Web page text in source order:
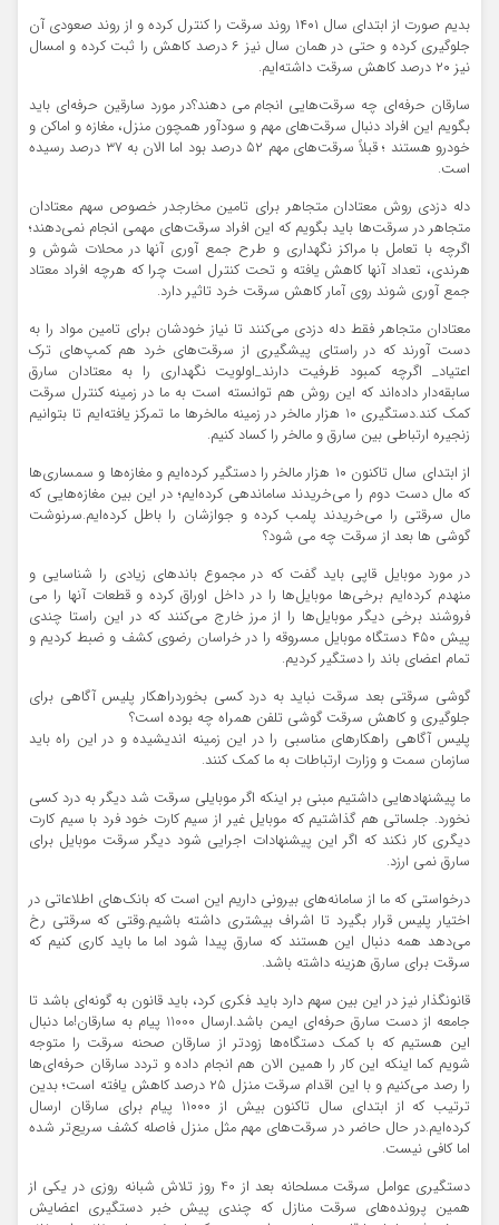
بدیم صورت از ابتدای سال ۱۴۰۱ روند سرقت را کنترل کرده و از روند صعودی آن
جلوگیری کرده و حتی در همان سال نیز ۶ درصد کاهش را ثبت کرده و امسال
نیز ۲۰ درصد کاهش سرقت داشته‌ایم.
سارقان حرفه‌ای چه سرقت‌هایی انجام می دهند؟در مورد سارقین حرفه‌ای باید
بگویم این افراد دنبال سرقت‌های مهم و سودآور همچون منزل، مغازه و اماکن و
خودرو هستند ؛ قبلاً سرقت‌های مهم ۵۲ درصد بود اما الان به ۳۷ درصد رسیده
است.
دله دزدی روش معتادان متجاهر برای تامین مخارجدر خصوص سهم معتادان
متجاهر در سرقت‌ها باید بگویم که این افراد سرقت‌های مهمی انجام نمی‌دهند؛
اگرچه با تعامل با مراکز نگهداری و طرح جمع آوری آنها در محلات شوش و
هرندی، تعداد آنها کاهش یافته و تحت کنترل است چرا که هرچه افراد معتاد
جمع آوری شوند روی آمار کاهش سرقت خرد تاثیر دارد.
معتادان متجاهر فقط دله دزدی می‌کنند تا نیاز خودشان برای تامین مواد را به
دست آورند که در راستای پیشگیری از سرقت‌های خرد هم کمپ‌های ترک
اعتیاد_ اگرچه کمبود ظرفیت دارند_اولویت نگهداری را به معتادان سارق
سابقه‌دار داده‌اند که این روش هم توانسته است به ما در زمینه کنترل سرقت
کمک کند.دستگیری 10 هزار مالخر در زمینه مالخرها ما تمرکز یافته‌ایم تا بتوانیم
زنجیره ارتباطی بین سارق و مالخر را کساد کنیم.
از ابتدای سال تاکنون ۱۰ هزار مالخر را دستگیر کرده‌ایم و مغازه‌ها و سمساری‌ها
که مال دست دوم را می‌خریدند ساماندهی کرده‌ایم؛ در این بین مغازه‌هایی که
مال سرقتی را ‌می‌خریدند پلمب کرده و جوازشان را باطل کرده‌ایم.سرنوشت
گوشی ها بعد از سرقت چه می شود؟
در مورد موبایل قاپی باید گفت که در مجموع باندهای زیادی را شناسایی و
منهدم کرده‌ایم برخی‌ها موبایل‌ها را در داخل اوراق کرده و قطعات آنها را می
فروشند برخی دیگر موبایل‌ها را از مرز خارج می‌کنند که در این راستا چندی
پیش ۴۵۰ دستگاه موبایل مسروقه را در خراسان رضوی کشف و ضبط کردیم و
تمام اعضای باند را دستگیر کردیم.
گوشی سرقتی بعد سرقت نباید به درد کسی بخوردراهکار پلیس آگاهی برای
جلوگیری و کاهش سرقت گوشی تلفن همراه چه بوده است؟
پلیس آگاهی راهکارهای مناسبی را در این زمینه اندیشیده و در این راه باید
سازمان سمت و وزارت ارتباطات به ما کمک کنند.
ما پیشنهادهایی داشتیم مبنی بر اینکه اگر موبایلی سرقت شد دیگر به درد کسی
نخورد. جلساتی هم گذاشتیم که موبایل غیر از سیم کارت خود فرد با سیم کارت
دیگری کار نکند که اگر این پیشنهادات اجرایی شود دیگر سرقت موبایل برای
سارق نمی ارزد.
درخواستی که ما از سامانه‌های بیرونی داریم این است که بانک‌های اطلاعاتی در
اختیار پلیس قرار بگیرد تا اشراف بیشتری داشته باشیم.وقتی که سرقتی رخ
می‌دهد همه دنبال این هستند که سارق پیدا شود اما ما باید کاری کنیم که
سرقت برای سارق هزینه داشته باشد.
قانونگذار نیز در این بین سهم دارد باید فکری کرد، باید قانون به گونه‌ای باشد تا
جامعه از دست سارق حرفه‌ای ایمن باشد.ارسال 11000 پیام به سارقان!ما دنبال
این هستیم که با کمک دستگاه‌ها زودتر از سارقان صحنه سرقت را متوجه
شویم کما اینکه این کار را همین الان هم انجام داده و تردد سارقان حرفه‌ای‌ها
را رصد می‌کنیم و با این اقدام سرقت منزل ۲۵ درصد کاهش یافته است؛ بدین
ترتیب که از ابتدای سال تاکنون بیش از ۱۱۰۰۰ پیام برای سارقان ارسال
کرده‌ایم.در حال حاضر در سرقت‌های مهم مثل منزل فاصله کشف سریع‌تر شده
اما کافی نیست.
دستگیری عوامل سرقت مسلحانه بعد از 40 روز تلاش شبانه روزی در یکی از
همین پرونده‌های سرقت منازل که چندی پیش خبر دستگیری اعضایش